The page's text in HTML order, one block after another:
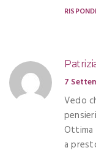
RISPONDI
7
Vedo
Ottima
a